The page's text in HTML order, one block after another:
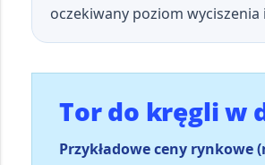
oczekiwany poziom
Tor do kręgli w
Przykładowe ceny